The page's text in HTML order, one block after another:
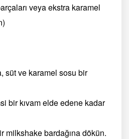
veya ekstra karamel
süt ve karamel sosu bir
bir kıvam elde edene kadar
milkshake bardağına dökün.